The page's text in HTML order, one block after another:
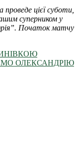
цієї суботи,
суперником у
Початок матчу
ОЛЕКСАНДРІЮ